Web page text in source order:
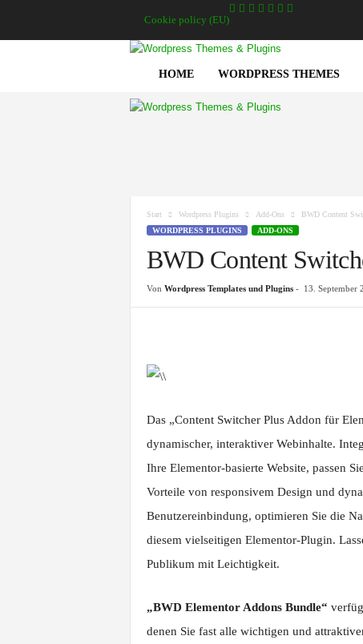
Cookie policy (EU)
HOME WORDPRESS THEMES
g
Start Wordpress Plugins Add-Ons
BWD Content
WORDPRESS PLUGINS
ADD-ONS
BWD Content
Von Wordpress Templates und Plugins- 13. September
Das „Content Switcher Plus Addon für
dynamischer, interaktiver Webinhalte.
Ihre Elementor-basierte Website, passen
Vorteile von responsivem Design und
Benutzereinbindung, optimieren Sie die
diesem vielseitigen Elementor-Plugin.
Publikum mit Leichtigkeit.
„BWD Elementor Addons Bundle“
denen Sie fast alle wichtigen und